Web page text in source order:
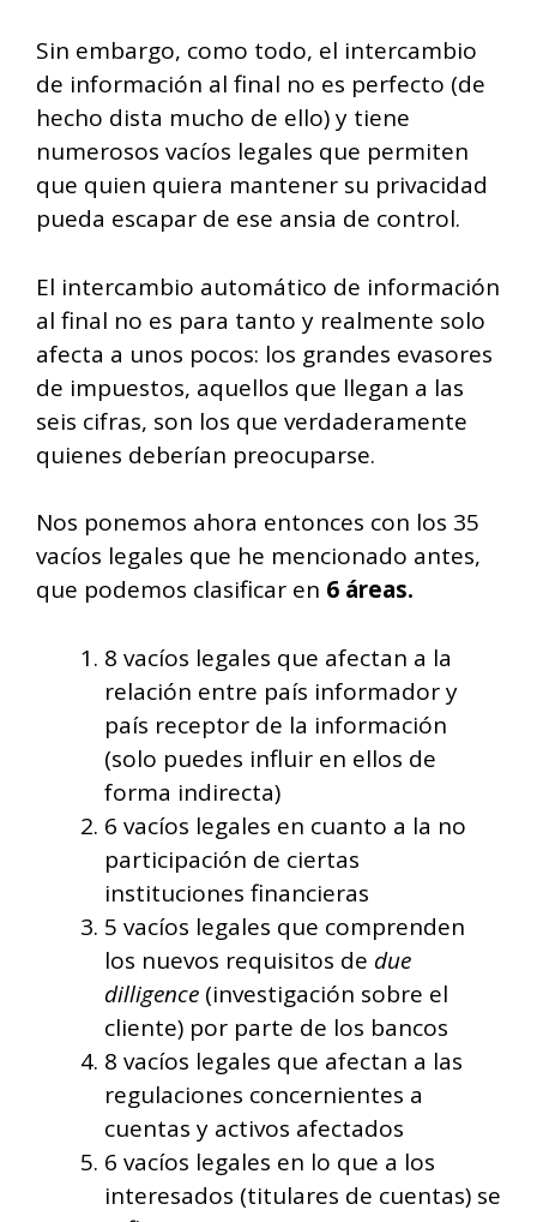
Sin embargo, como todo, el intercambio
de información al final no es perfecto (de
hecho dista mucho de ello) y tiene
numerosos vacíos legales que permiten
que quien quiera mantener su privacidad
pueda escapar de ese ansia de control.
El intercambio automático de información
al final no es para tanto y realmente solo
afecta a unos pocos: los grandes evasores
de impuestos, aquellos que llegan a las
seis cifras, son los que verdaderamente
quienes deberían preocuparse.
Nos ponemos ahora entonces con los 35
vacíos legales que he mencionado antes,
que podemos clasificar en 6 áreas.
8 vacíos legales que afectan a la
relación entre país informador y
país receptor de la información
(solo puedes influir en ellos de
forma indirecta)
6 vacíos legales en cuanto a la no
participación de ciertas
instituciones financieras
5 vacíos legales que comprenden
los nuevos requisitos de due
dilligence (investigación sobre el
cliente) por parte de los bancos
8 vacíos legales que afectan a las
regulaciones concernientes a
cuentas y activos afectados
6 vacíos legales en lo que a los
interesados ​​(titulares de cuentas) se